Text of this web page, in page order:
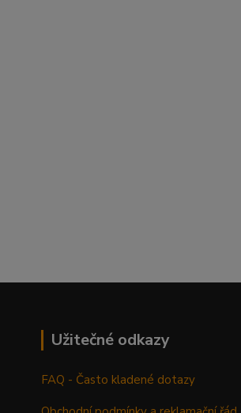
Užitečné odkazy
FAQ - Často kladené dotazy